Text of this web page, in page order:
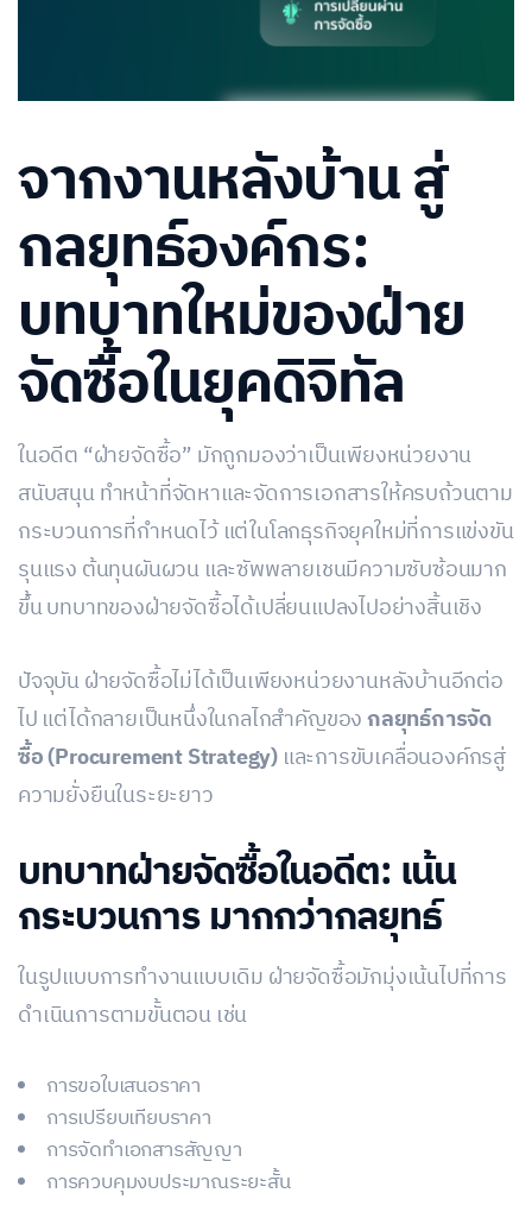
จากงานหลังบ้าน สู่
กลยุทธ์องค์กร:
บทบาทใหม่ของฝ่าย
จัดซื้อในยุคดิจิทัล
ในอดีต “ฝ่ายจัดซื้อ” มักถูกมองว่าเป็นเพียงหน่วยงาน
สนับสนุน ทำหน้าที่จัดหาและจัดการเอกสารให้ครบถ้วนตาม
กระบวนการที่กำหนดไว้ แต่ในโลกธุรกิจยุคใหม่ที่การแข่งขัน
รุนแรง ต้นทุนผันผวน และซัพพลายเชนมีความซับซ้อนมาก
ขึ้น บทบาทของฝ่ายจัดซื้อได้เปลี่ยนแปลงไปอย่างสิ้นเชิง
ปัจจุบัน ฝ่ายจัดซื้อไม่ได้เป็นเพียงหน่วยงานหลังบ้านอีกต่อ
ไป แต่ได้กลายเป็นหนึ่งในกลไกสำคัญของกลยุทธ์การจัด
ซื้อ (Procurement Strategy) และการขับเคลื่อนองค์กรสู่
ความยั่งยืนในระยะยาว
บทบาทฝ่ายจัดซื้อในอดีต: เน้น
กระบวนการ มากกว่ากลยุทธ์
ในรูปแบบการทำงานแบบเดิม ฝ่ายจัดซื้อมักมุ่งเน้นไปที่การ
ดำเนินการตามขั้นตอน เช่น
การขอใบเสนอราคา
การเปรียบเทียบราคา
การจัดทำเอกสารสัญญา
การควบคุมงบประมาณระยะสั้น